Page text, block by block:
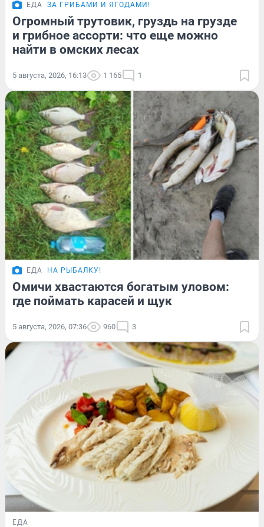
ЕДА ЗА ГРИБАМИ И ЯГОДАМИ!
Огромный трутовик, груздь на грузде
и грибное ассорти: что еще можно
найти в омских лесах
5 августа, 2026, 16:13 1 165 1
ЕДА НА РЫБАЛКУ!
Омичи хвастаются богатым уловом:
где поймать карасей и щук
5 августа, 2026, 07:36 960 3
ЕДА